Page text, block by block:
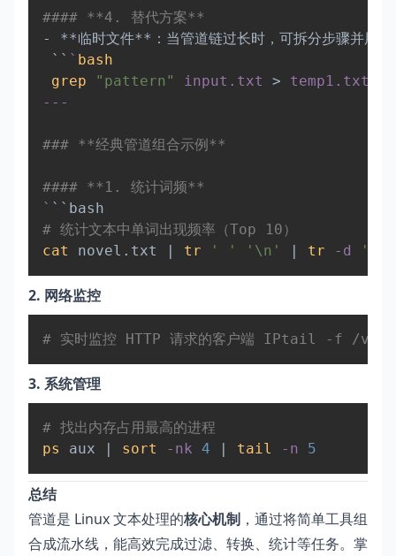
#### **4. 替代方案**
- **临时文件**：当管道链过长时，可拆分步骤并用
`` ` bash
grep
"pattern" input.txt > temp1.txt
---
### **经典管道组合示例**
#### **1. 统计词频**
`
# 统计文本中单词出现频率（Top 10）
cat
novel.txt | tr ' ' '\n' | tr -d
2. 网络监控
# 实时监控 HTTP 请求的客户端 IPtail
Copy
3. 系统管理
# 找出内存占用最高的进程
ps
aux | sort -nk 4 | tail -n 5
总结
管道是 Linux 文本处理的核心机制 ，通过将简单工具组
合成流水线，能高效完成过滤、转换、统计等任务。掌